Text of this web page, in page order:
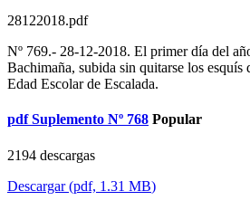
28122018.pdf
Nº 769.- 28-12-2018. El primer día del
Bachimaña, subida sin quitarse los
Edad Escolar de Escalada.
pdf Suplemento Nº 768 Popular
2194 descargas
Descargar(pdf, 1.31 MB)